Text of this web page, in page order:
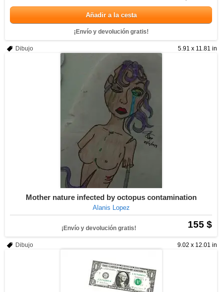
Añadir a la cesta
¡Envío y devolución gratis!
5.91 x 11.81 in
Dibujo
Mother nature infected by octopus contamination
Alanis Lopez
155 $
¡Envío y devolución gratis!
9.02 x 12.01 in
Dibujo